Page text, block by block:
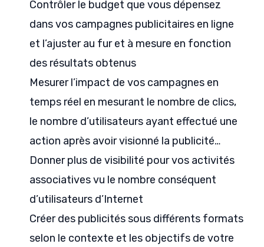
Contrôler le budget que vous dépensez
dans vos campagnes publicitaires en ligne
et l’ajuster au fur et à mesure en fonction
des résultats obtenus
Mesurer l’impact de vos campagnes en
temps réel en mesurant le nombre de clics,
le nombre d’utilisateurs ayant effectué une
action après avoir visionné la publicité…
Donner plus de visibilité pour vos activités
associatives vu le nombre conséquent
d’utilisateurs d’Internet
Créer des publicités sous différents formats
selon le contexte et les objectifs de votre